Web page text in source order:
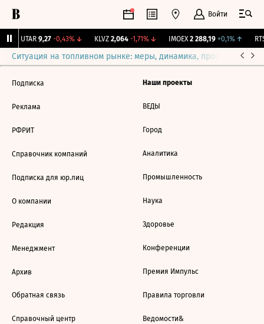
Войти
UTAR 9,27 -0,43%↓ KLVZ 2,064 -1,71%↓ IMOEX 2 288,19 +0,1%↑
Ситуация на топливном рынке: меры, динамика, прогнозы
Подписка
Реклама
РФРИТ
Справочник компаний
Подписка для юр.лиц
О компании
Редакция
Менеджмент
Архив
Обратная связь
Справочный центр
Наши проекты
ВЕДЫ
Город
Аналитика
Промышленность
Наука
Здоровье
Конференции
Премия Импульс
Правила торговли
Ведомости&